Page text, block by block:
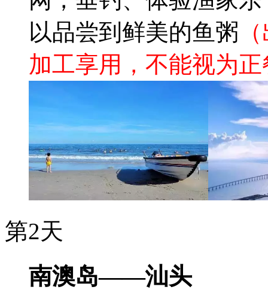
以品尝到鲜美的鱼粥
加工享用，不能视为正
第2天
南澳岛——汕头